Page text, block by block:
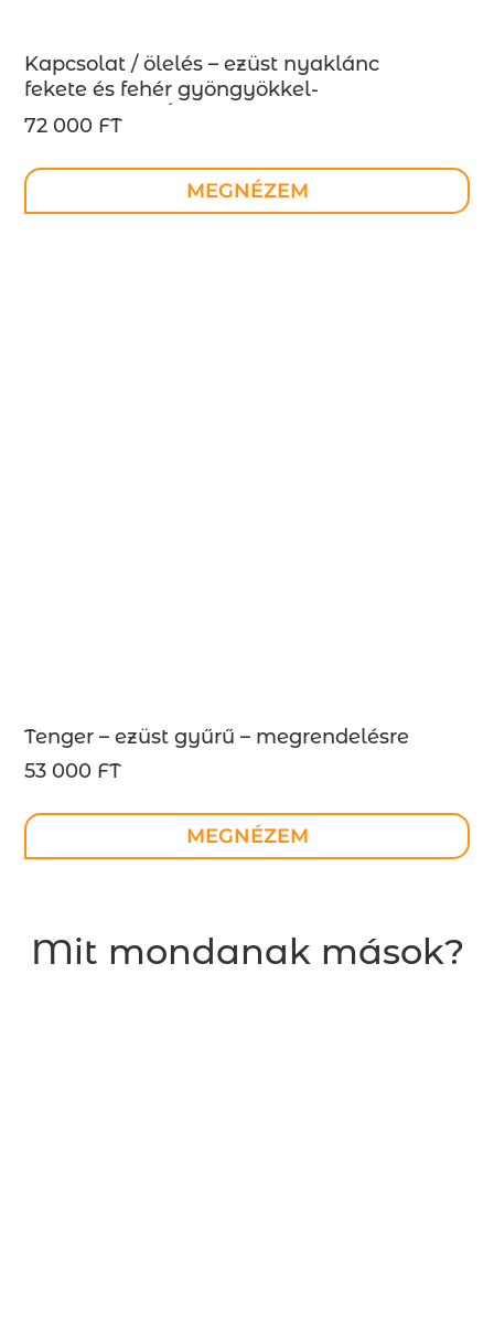
Kapcsolat / ölelés – ezüst nyaklánc
fekete és fehér gyöngyökkel-
MEGRENDELÉSRE
72 000 FT
MEGNÉZEM
Tenger – ezüst gyűrű – megrendelésre
53 000 FT
MEGNÉZEM
Mit mondanak mások?